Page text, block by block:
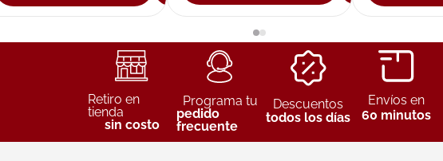
Retiro en
tienda
sin costo
Programa tu
pedido
frecuente
Descuentos
todos los días
Envíos en
60 minutos